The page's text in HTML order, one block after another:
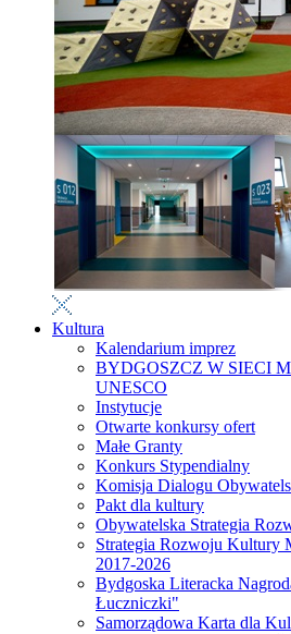
Kultura
Kalendarium imprez
BYDGOSZCZ W SIECI
UNESCO
Instytucje
Otwarte konkursy ofert
Małe Granty
Konkurs Stypendialny
Komisja Dialogu
Pakt dla kultury
Obywatelska Strategia
Strategia Rozwoju Kultury
2017-2026
Bydgoska Literacka
Łuczniczki"
Samorządowa Karta dla